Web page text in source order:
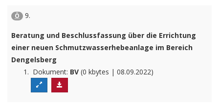
Ö 9.
Beratung und Beschlussfassung über die Errichtung
einer neuen Schmutzwasserhebeanlage im Bereich
Dengelsberg
Dokument: BV (0 kbytes | 08.09.2022)